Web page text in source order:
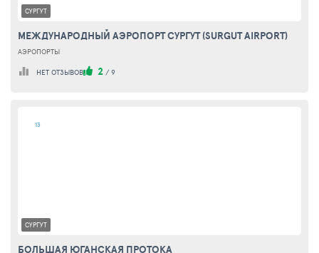
СУРГУТ
МЕЖДУНАРОДНЫЙ АЭРОПОРТ СУРГУТ (SURGUT AIRPORT)
АЭРОПОРТЫ
НЕТ ОТЗЫВОВ 2 / 9
13
СУРГУТ
БОЛЬШАЯ ЮГАНСКАЯ ПРОТОКА